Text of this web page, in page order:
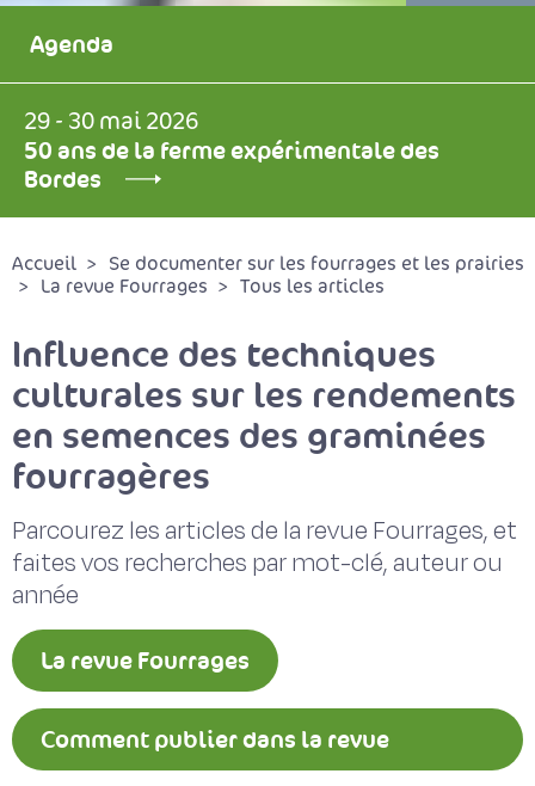
Agenda
29 - 30 mai 2026
50 ans de la ferme expérimentale des
Bordes
Accueil
Se documenter sur les fourrages et les prairies
La revue Fourrages
Tous les articles
Influence des techniques
culturales sur les rendements
en semences des graminées
fourragères
Parcourez les articles de la revue Fourrages, et
faites vos recherches par mot-clé, auteur ou
année
La revue Fourrages
Comment publier dans la revue